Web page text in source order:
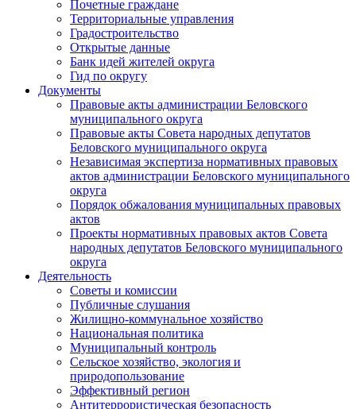
Почетные граждане
Территориальные управления
Градостроительство
Открытые данные
Банк идей жителей округа
Гид по округу
Документы
Правовые акты администрации Беловского
муниципального округа
Правовые акты Совета народных депутатов
Беловского муниципального округа
Независимая экспертиза нормативных правовых
актов администрации Беловского муниципального
округа
Порядок обжалования муниципальных правовых
актов
Проекты нормативных правовых актов Совета
народных депутатов Беловского муниципального
округа
Деятельность
Советы и комиссии
Публичные слушания
Жилищно-коммунальное хозяйство
Национальная политика
Муниципальный контроль
Сельское хозяйство, экология и
природопользование
Эффективный регион
Антитеррористическая безопасность